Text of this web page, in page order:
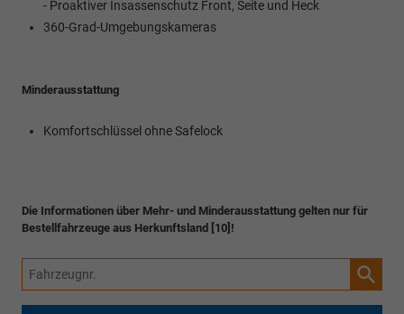
- Proaktiver Insassenschutz Front, Seite und Heck
360-Grad-Umgebungskameras
Minderausstattung
Komfortschlüssel ohne Safelock
Die Informationen über Mehr- und Minderausstattung gelten nur für
Bestellfahrzeuge aus Herkunftsland [10]!
Fahrzeugnr.